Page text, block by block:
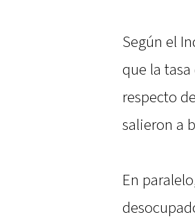
Según el
que la
respecto
salieron a
En